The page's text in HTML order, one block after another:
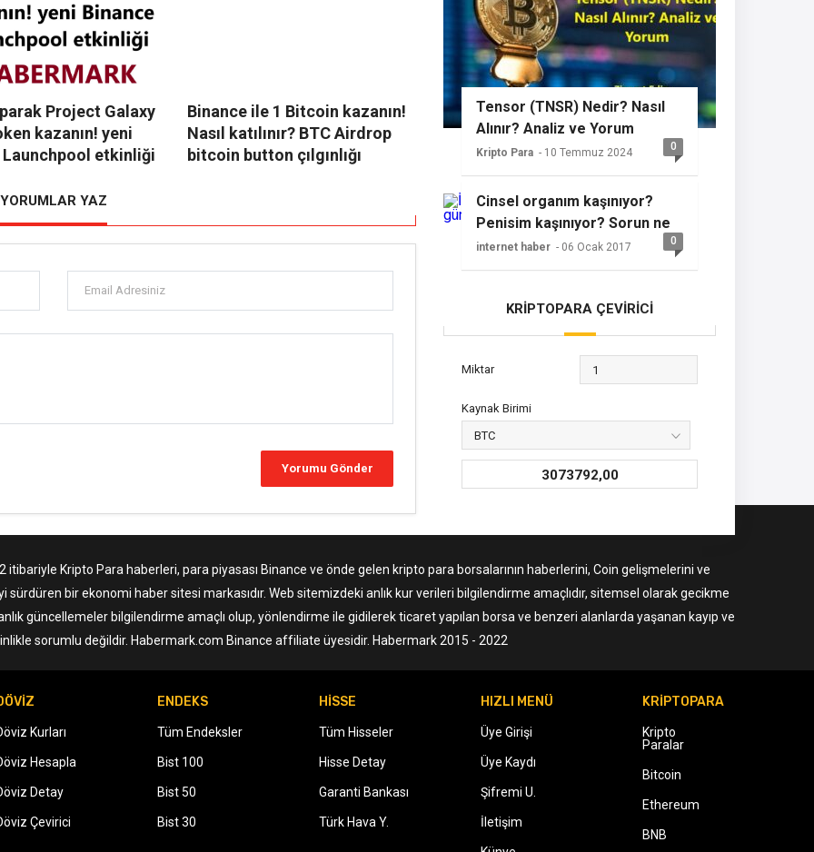
Project Galaxy
kazanın! yeni
Launchpool etkinliği
Binance ile 1 Bitcoin kazanın!
Nasıl katılınır? BTC Airdrop
bitcoin button çılgınlığı
YORUMLAR YAZ
Tensor (TNSR) Nedir? Nasıl
Alınır? Analiz ve Yorum
Kripto Para - 10 Temmuz 2024 0
Cinsel organım kaşınıyor?
Penisim kaşınıyor? Sorun ne
olabilir?
internet haber - 06 Ocak 2017 0
KRİPTOPARA ÇEVİRİCİ
Miktar
Kaynak Birimi
3073792,00
Kripto Para haberleri, para piyasası Binance ve önde gelen kripto para borsalarının haberlerini, Coin gelişmelerini ve
sürdüren bir ekonomi haber sitesi markasıdır. Web sitemizdeki anlık kur verileri bilgilendirme amaçlıdır, sitemsel olarak gecikme
güncellemeler bilgilendirme amaçlı olup, yönlendirme ile gidilerek ticaret yapılan borsa ve benzeri alanlarda yaşanan kayıp ve
sorumlu değildir. Habermark.com Binance affiliate üyesidir. Habermark 2015 - 2022
Kurları
Hesapla
Detay
Çevirici
ENDEKS
Tüm Endeksler
Bist 100
Bist 50
Bist 30
HİSSE
Tüm Hisseler
Hisse Detay
Garanti Bankası
Türk Hava Y.
HIZLI MENÜ
Üye Girişi
Üye Kaydı
Şifremi U.
İletişim
KRİPTOPARA
Kripto
Paralar
Bitcoin
Ethereum
BNB